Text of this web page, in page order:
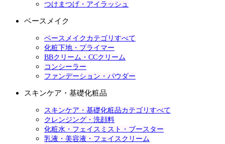
つけまつげ・アイラッシュ
ベースメイク
ベースメイクカテゴリすべて
化粧下地・プライマー
BBクリーム・CCクリーム
コンシーラー
ファンデーション・パウダー
スキンケア・基礎化粧品
スキンケア・基礎化粧品カテゴリすべて
クレンジング・洗顔料
化粧水・フェイスミスト・ブースター
乳液・美容液・フェイスクリーム